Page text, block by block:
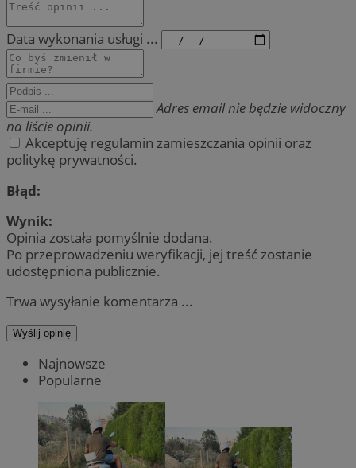
Data wykonania usługi ...
Adres email nie będzie widoczny
na liście opinii.
Akceptuję regulamin zamieszczania opinii oraz
politykę prywatności.
Błąd:
Wynik:
Opinia została pomyślnie dodana.
Po przeprowadzeniu weryfikacji, jej treść zostanie
udostępniona publicznie.
Trwa wysyłanie komentarza ...
Wyślij opinię
Najnowsze
Popularne